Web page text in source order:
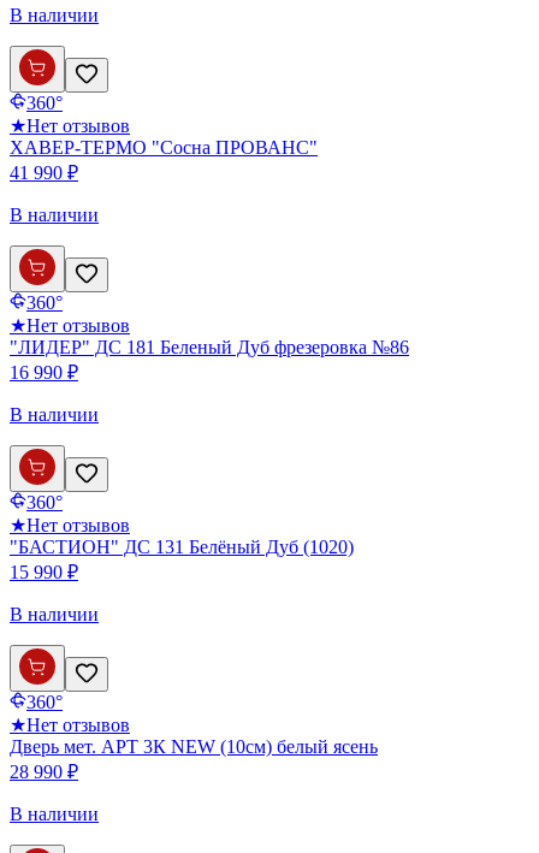
В наличии
360°
★Нет отзывов
ХАВЕР-ТЕРМО "Сосна ПРОВАНС"
41 990 ₽
В наличии
360°
★Нет отзывов
"ЛИДЕР" ДС 181 Беленый Дуб фрезеровка №86
16 990 ₽
В наличии
360°
★Нет отзывов
"БАСТИОН" ДС 131 Белёный Дуб (1020)
15 990 ₽
В наличии
360°
★Нет отзывов
Дверь мет. АРТ 3К NEW (10см) белый ясень
28 990 ₽
В наличии